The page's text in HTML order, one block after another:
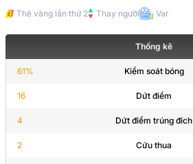
76’
74’
Thống kê
61% Kiểm soát bóng
16 Dứt điểm
4 Dứt điểm trúng đích
2 Cứu thua
Thẻ vàng lần thứ 2
Thay người Var